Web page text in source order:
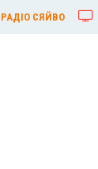
РАДІО СЯЙВО